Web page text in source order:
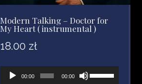
Modern Talking – Doctor for
My Heart ( instrumental )
18.00 zł
Odtwarzacz
00:00 00:00
Używaj